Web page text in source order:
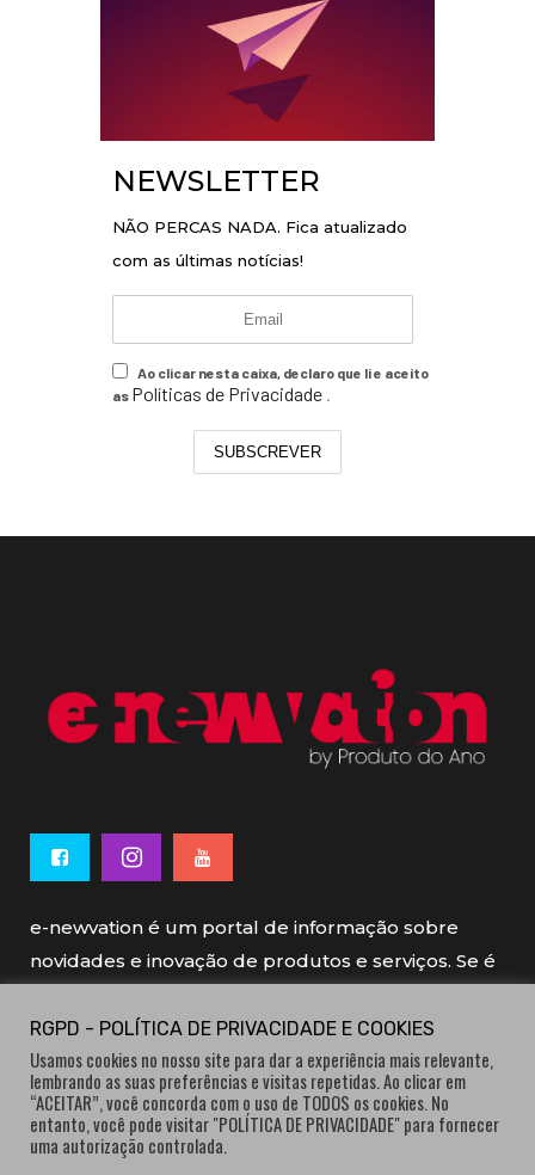
NEWSLETTER
NÃO PERCAS NADA. Fica atualizado
com as últimas notícias!
Ao clicar nesta caixa, declaro que li e aceito
as Políticas de Privacidade .
SUBSCREVER
e-newvation é um portal de informação sobre
novidades e inovação de produtos e serviços. Se é
e-newvation tem o patrocínio do “Produto do
Ano”, o prémio de inovação atribuído por
consumidores.
RGPD - POLÍTICA DE PRIVACIDADE E COOKIES
Usamos cookies no nosso site para dar a experiência mais relevante,
lembrando as suas preferências e visitas repetidas. Ao clicar em
“ACEITAR”, você concorda com o uso de TODOS os cookies. No
entanto, você pode visitar "POLÍTICA DE PRIVACIDADE" para fornecer
uma autorização controlada.